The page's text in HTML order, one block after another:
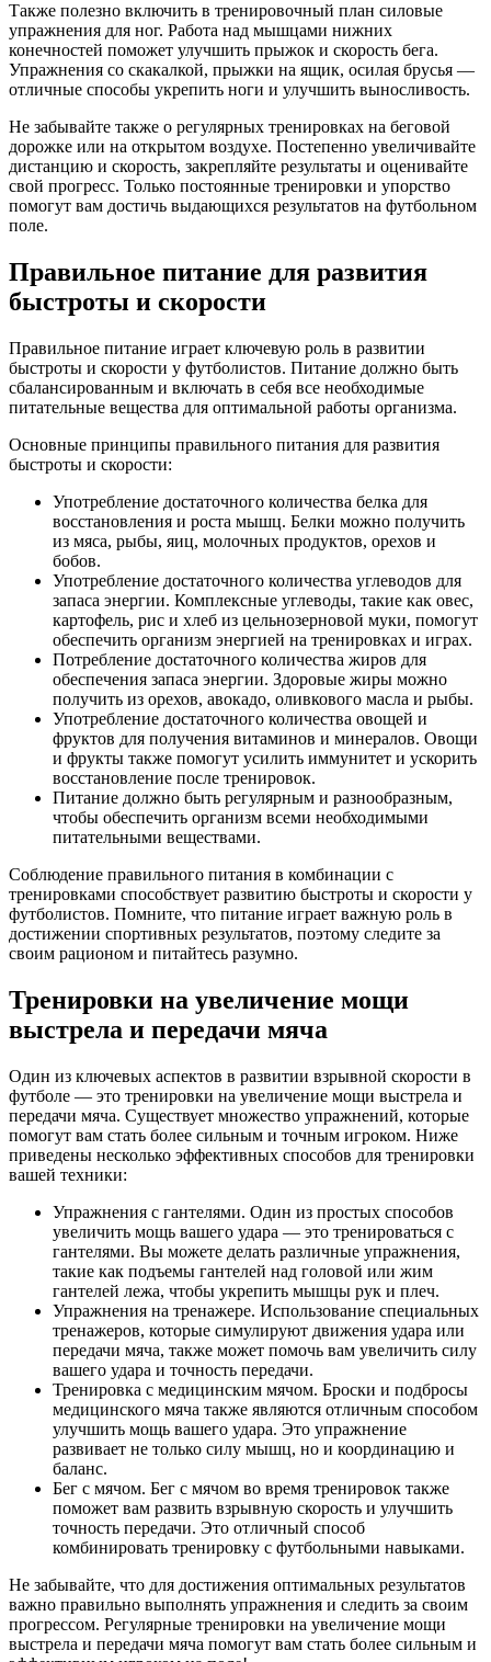
Также полезно включить в тренировочный план силовые
упражнения для ног. Работа над мышцами нижних
конечностей поможет улучшить прыжок и скорость бега.
Упражнения со скакалкой, прыжки на ящик, осилая брусья —
отличные способы укрепить ноги и улучшить выносливость.
Не забывайте также о регулярных тренировках на беговой
дорожке или на открытом воздухе. Постепенно увеличивайте
дистанцию и скорость, закрепляйте результаты и оценивайте
свой прогресс. Только постоянные тренировки и упорство
помогут вам достичь выдающихся результатов на футбольном
поле.
Правильное питание для развития
быстроты и скорости
Правильное питание играет ключевую роль в развитии
быстроты и скорости у футболистов. Питание должно быть
сбалансированным и включать в себя все необходимые
питательные вещества для оптимальной работы организма.
Основные принципы правильного питания для развития
быстроты и скорости:
Употребление достаточного количества белка для
восстановления и роста мышц. Белки можно получить
из мяса, рыбы, яиц, молочных продуктов, орехов и
бобов.
Употребление достаточного количества углеводов для
запаса энергии. Комплексные углеводы, такие как овес,
картофель, рис и хлеб из цельнозерновой муки, помогут
обеспечить организм энергией на тренировках и играх.
Потребление достаточного количества жиров для
обеспечения запаса энергии. Здоровые жиры можно
получить из орехов, авокадо, оливкового масла и рыбы.
Употребление достаточного количества овощей и
фруктов для получения витаминов и минералов. Овощи
и фрукты также помогут усилить иммунитет и ускорить
восстановление после тренировок.
Питание должно быть регулярным и разнообразным,
чтобы обеспечить организм всеми необходимыми
питательными веществами.
Соблюдение правильного питания в комбинации с
тренировками способствует развитию быстроты и скорости у
футболистов. Помните, что питание играет важную роль в
достижении спортивных результатов, поэтому следите за
своим рационом и питайтесь разумно.
Тренировки на увеличение мощи
выстрела и передачи мяча
Один из ключевых аспектов в развитии взрывной скорости в
футболе — это тренировки на увеличение мощи выстрела и
передачи мяча. Существует множество упражнений, которые
помогут вам стать более сильным и точным игроком. Ниже
приведены несколько эффективных способов для тренировки
вашей техники:
Упражнения с гантелями. Один из простых способов
увеличить мощь вашего удара — это тренироваться с
гантелями. Вы можете делать различные упражнения,
такие как подъемы гантелей над головой или жим
гантелей лежа, чтобы укрепить мышцы рук и плеч.
Упражнения на тренажере. Использование специальных
тренажеров, которые симулируют движения удара или
передачи мяча, также может помочь вам увеличить силу
вашего удара и точность передачи.
Тренировка с медицинским мячом. Броски и подбросы
медицинского мяча также являются отличным способом
улучшить мощь вашего удара. Это упражнение
развивает не только силу мышц, но и координацию и
баланс.
Бег с мячом. Бег с мячом во время тренировок также
поможет вам развить взрывную скорость и улучшить
точность передачи. Это отличный способ
комбинировать тренировку с футбольными навыками.
Не забывайте, что для достижения оптимальных результатов
важно правильно выполнять упражнения и следить за своим
прогрессом. Регулярные тренировки на увеличение мощи
выстрела и передачи мяча помогут вам стать более сильным и